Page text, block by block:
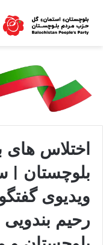
اختلاس های
بلوچستان |
ویدیوی
رحیم